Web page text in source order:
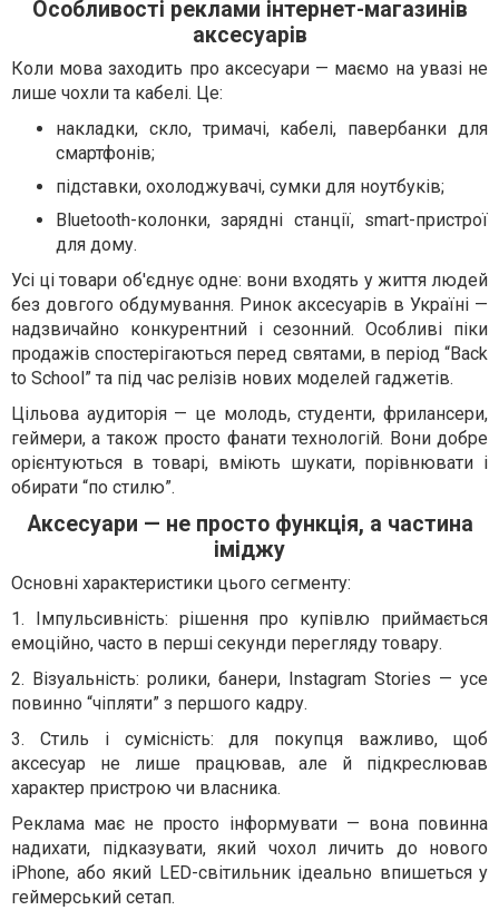
Особливості реклами інтернет-магазинів
аксесуарів
Коли мова заходить про аксесуари — маємо на увазі не
лише чохли та кабелі. Це:
накладки, скло, тримачі, кабелі, павербанки для
смартфонів;
підставки, охолоджувачі, сумки для ноутбуків;
Bluetooth-колонки, зарядні станції, smart-пристрої
для дому.
Усі ці товари об'єднує одне: вони входять у життя людей
без довгого обдумування. Ринок аксесуарів в Україні —
надзвичайно конкурентний і сезонний. Особливі піки
продажів спостерігаються перед святами, в період “Back
to School” та під час релізів нових моделей гаджетів.
Цільова аудиторія — це молодь, студенти, фрилансери,
геймери, а також просто фанати технологій. Вони добре
орієнтуються в товарі, вміють шукати, порівнювати і
обирати “по стилю”.
Аксесуари — не просто функція, а частина
іміджу
Основні характеристики цього сегменту:
1. Імпульсивність: рішення про купівлю приймається
емоційно, часто в перші секунди перегляду товару.
2. Візуальність: ролики, банери, Instagram Stories — усе
повинно “чіпляти” з першого кадру.
3. Стиль і сумісність: для покупця важливо, щоб
аксесуар не лише працював, але й підкреслював
характер пристрою чи власника.
Реклама має не просто інформувати — вона повинна
надихати, підказувати, який чохол личить до нового
iPhone, або який LED-світильник ідеально впишеться у
геймерський сетап.